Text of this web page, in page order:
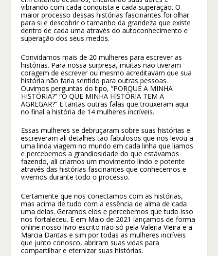
vibrando com cada conquista e cada superação. O
maior processo dessas histórias fascinantes foi olhar
para si e descobrir o tamanho da grandeza que existe
dentro de cada uma através do autoconhecimento e
superação dos seus medos.
Convidamos mais de 20 mulheres para escrever as
histórias. Para nossa surpresa, muitas não tiveram
coragem de escrever ou mesmo acreditavam que sua
história não faria sentido para outras pessoas.
Ouvimos perguntas do tipo, “PORQUE A MINHA
HISTÓRIA?” “O QUE MINHA HISTÓRIA TEM A
AGREGAR?” E tantas outras falas que trouxeram aqui
no final a história de 14 mulheres incríveis.
Essas mulheres se debruçaram sobre suas histórias e
escreveram ali detalhes tão fabulosos que nos levou a
uma linda viagem no mundo em cada linha que liamos
e percebemos a grandiosidade do que estávamos
fazendo, ali criamos um movimento lindo e potente
através das histórias fascinantes que conhecemos e
vivemos durante todo o processo.
Certamente que nos conectamos com as histórias,
mas acima de tudo com a essência de alma de cada
uma delas. Geramos elos e percebemos que tudo isso
nos fortaleceu. E em Maio de 2021 lançamos de forma
online nosso livro escrito não só pela Valeria Vieira e a
Marcia Dantas e sim por todas as mulheres incríveis
que junto conosco, abriram suas vidas para
compartilhar e eternizar suas histórias.